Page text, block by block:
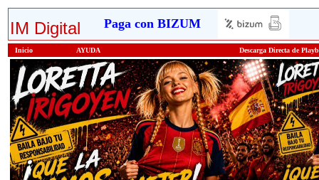
IM Digital Paga con BIZUM
Inicio AYUDA Descarga Directa de